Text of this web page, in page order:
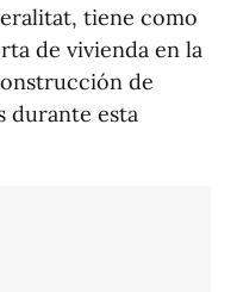
tiene como
de vivienda en la
de
durante esta